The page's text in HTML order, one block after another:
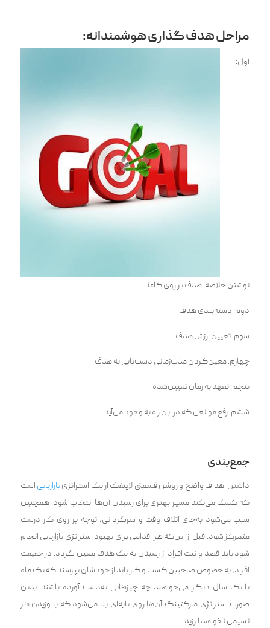
مراحل هدف‌ گذاری هوشمندانه:
اول:
نوشتن خلاصه اهدف بر روی کاغذ
دوم: دسته‌بندی هدف
سوم: تعیین ارزش هدف
چهارم: معین‌کرد‌ن مدت‌زمانی دست‌یابی به هدف
پنجم: تعهد به زمان تعیین‌شد‌ه
ششم: رفع موانعی که در این راه به وجود می‌آید
جمع‌بندی
داشت‍‌‍ن اهداف واضح و روشن قسمتی لاینفک از یک استراتژیبازاریابی است
که کمک می‌کن‍‌‍د مسیر بهتری برای رسیدن آن‌ها انتخاب شو‌د. همچنین
سبب می‌شود به‌جای اتلاف ‌وقت و سرگردانی، توجه بر روی کار درست
متمرکز شود. قبل از این‌که هر اقدامی برای بهبود استراتژی بازاریابی انجام
شو‌د باید قصد و نیت افراد از رسید‌ن به یک هدف معی‍‌‍ن گردد. در حقیقت
افراد، به خصوص صاحبین کسب و کار باید از خودشان بپرسند که یک ماه
یا یک سال دیگر می‌خواهند چه چیزهایی به‌دست آورده باشند. بدین
صورت استراتژی مارکتینگ آن‌ها روی پایه‌ای بنا می‌شود که با وزیدن هر
نسیمی نخواهد لرزید.